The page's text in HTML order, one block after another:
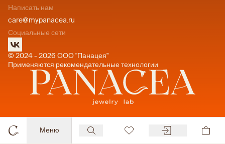
Меню
Написать нам
care@mypanacea.ru
Социальные сети
© 2024 - 2026 ООО "Панацея"
Применяются рекомендательные технологии